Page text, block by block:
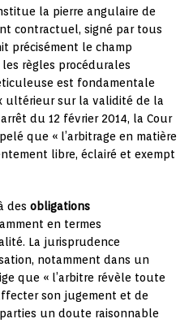
la pierre angulaire de
contractuel, signé par tous
précisément le champ
règles procédurales
est fondamentale
ultérieur sur la validité de la
du 12 février 2014, la Cour
que « l’arbitrage en matière
libre, éclairé et exempt
des obligations
en termes
La jurisprudence
notamment dans un
que « l’arbitre révèle toute
son jugement et de
un doute raisonnable